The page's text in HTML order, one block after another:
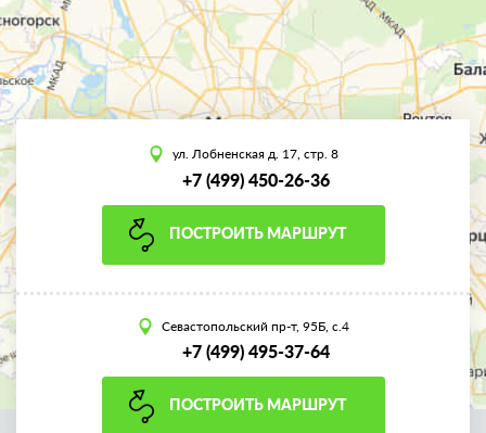
ул. Лобненская д. 17, стр. 8
+7 (499) 450-26-36
ПОСТРОИТЬ МАРШРУТ
Севастопольский пр-т, 95Б, с.4
+7 (499) 495-37-64
ПОСТРОИТЬ МАРШРУТ